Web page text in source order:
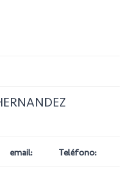
email: Teléfono: